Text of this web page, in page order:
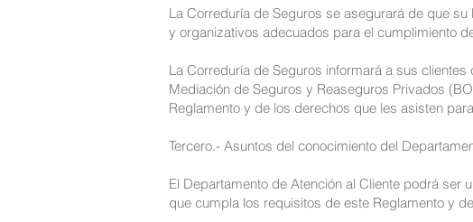
La Correduría de Seguros se asegurará de que
y organizativos adecuados para el cumplimiento
La Correduría de Seguros informará a sus
Mediación de Seguros y Reaseguros Privados
Reglamento y de los derechos que les asisten
Tercero.- Asuntos del conocimiento del
El Departamento de Atención al Cliente podrá ser
que cumpla los requisitos de este Reglamento y